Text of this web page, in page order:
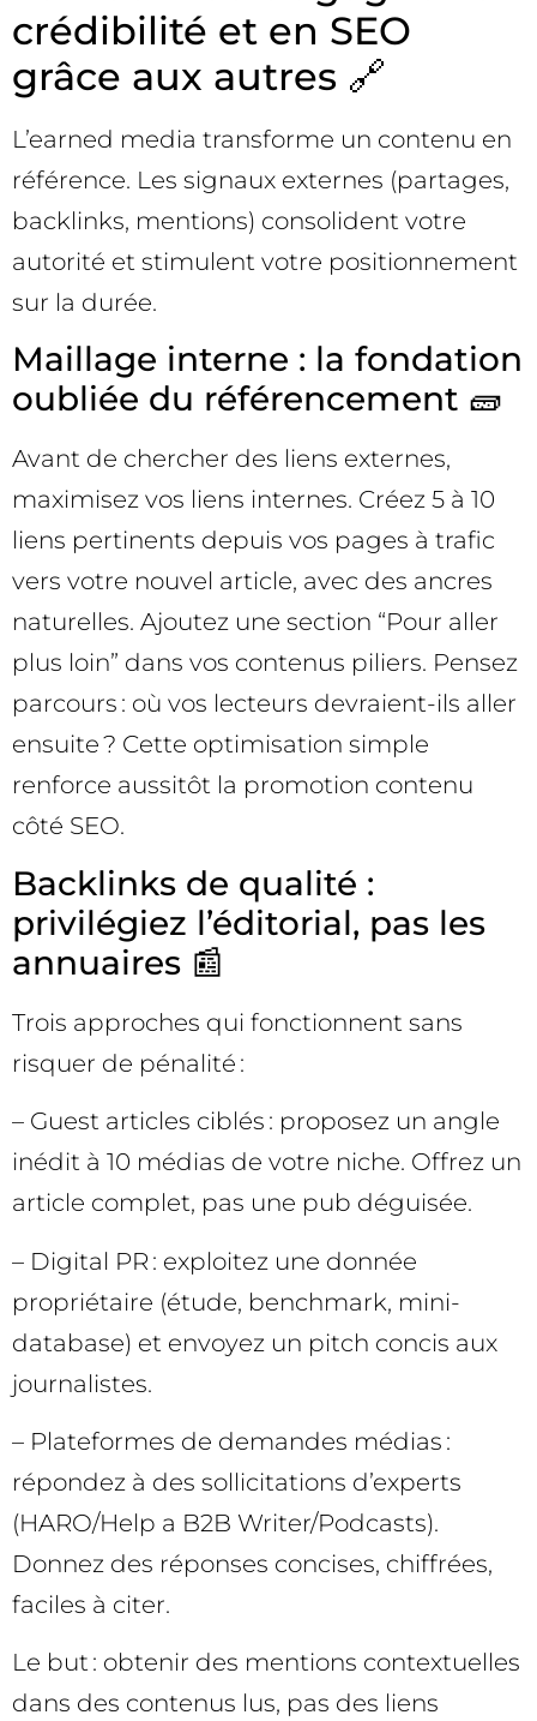
crédibilité et en SEO
grâce aux autres 🔗
L’earned media transforme un contenu en
référence. Les signaux externes (partages,
backlinks, mentions) consolident votre
autorité et stimulent votre positionnement
sur la durée.
Maillage interne : la fondation
oubliée du référencement 🧱
Avant de chercher des liens externes,
maximisez vos liens internes. Créez 5 à 10
liens pertinents depuis vos pages à trafic
vers votre nouvel article, avec des ancres
naturelles. Ajoutez une section “Pour aller
plus loin” dans vos contenus piliers. Pensez
parcours : où vos lecteurs devraient-ils aller
ensuite ? Cette optimisation simple
renforce aussitôt la promotion contenu
côté SEO.
Backlinks de qualité :
privilégiez l’éditorial, pas les
annuaires 📰
Trois approches qui fonctionnent sans
risquer de pénalité :
– Guest articles ciblés : proposez un angle
inédit à 10 médias de votre niche. Offrez un
article complet, pas une pub déguisée.
– Digital PR : exploitez une donnée
propriétaire (étude, benchmark, mini-
database) et envoyez un pitch concis aux
journalistes.
– Plateformes de demandes médias :
répondez à des sollicitations d’experts
(HARO/Help a B2B Writer/Podcasts).
Donnez des réponses concises, chiffrées,
faciles à citer.
Le but : obtenir des mentions contextuelles
dans des contenus lus, pas des liens